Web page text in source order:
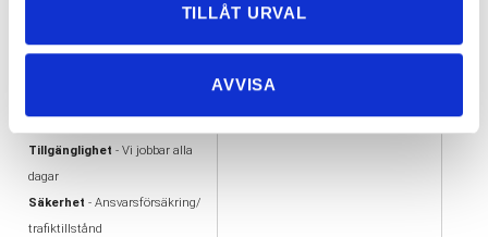
TILLÅT URVAL
AVVISA
Flexibilitet- Vi flyttar i hela
Tillgänglighet - Vi jobbar alla
dagar
Säkerhet - Ansvarsförsäkring/
trafiktillstånd
AA kreditvärdiga aktiebolag
Offertas ambassadör